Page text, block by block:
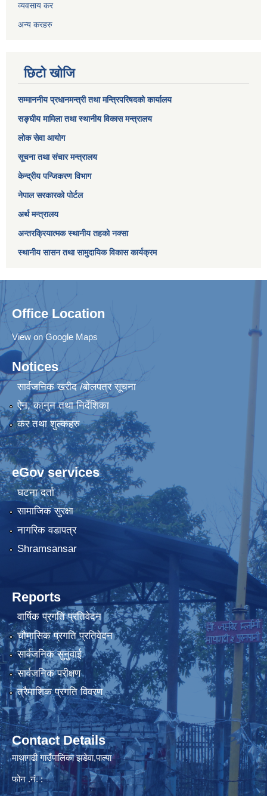
व्यवसाय कर
अन्य करहरु
छिटो खोजि
सम्माननीय प्रधानमन्त्री तथा मन्त्रिपरिषद‌को कार्यालय
सङ्घीय मामिला तथा स्थानीय विकास मन्त्रालय
लोक सेवा आयोग
सूचना तथा संचार मन्त्रालय
केन्द्रीय पन्जिकरण विभाग
नेपाल सरकारको पोर्टल
अर्थ मन्त्रालय
अन्तरक्रियात्मक स्थानीय तहको नक्सा
स्थानीय सासन तथा सामुदायिक विकास कार्यक्रम
Office Location
View on Google Maps
Notices
सार्वजनिक खरीद /बोलपत्र सूचना
ऐन, कानुन तथा निर्देशिका
कर तथा शुल्कहरु
eGov services
घटना दर्ता
सामाजिक सुरक्षा
नागरिक वडापत्र
Shramsansar
Reports
वार्षिक प्रगति प्रतिवेदन
चौमासिक प्रगति प्रतिवेदन
सार्वजनिक सुनुवाई
सार्वजनिक परीक्षण
त्रैमाशिक प्रगति विवरण
Contact Details
माथागढी गाउँपालिका झडेवा,पाल्पा
फोन .नं. :